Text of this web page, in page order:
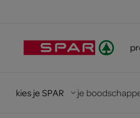
kies je SPAR je